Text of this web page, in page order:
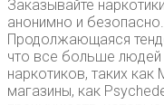
Заказывайте
анонимно и безопасно.
Продолжающаяся
что все больше
наркотиков, таких как
магазины, как